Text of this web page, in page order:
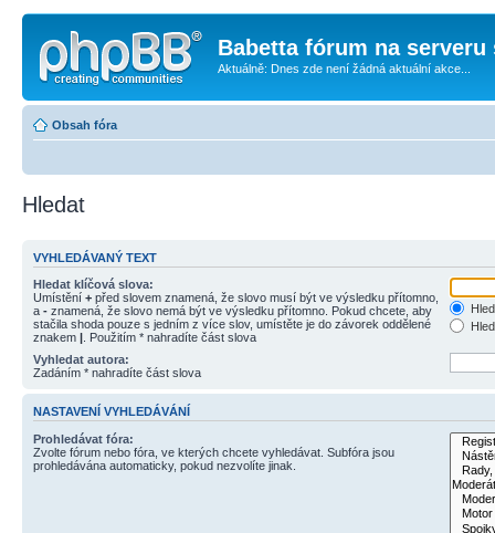
Babetta fórum na serveru
Aktuálně: Dnes zde není žádná aktuální akce...
Obsah fóra
Hledat
VYHLEDÁVANÝ TEXT
Hledat klíčová slova:
Umístění + před slovem znamená, že slovo musí být ve výsledku přítomno,
a - znamená, že slovo nemá být ve výsledku přítomno. Pokud chcete, aby
stačila shoda pouze s jedním z více slov, umístěte je do závorek oddělené
znakem | . Použitím * nahradíte část slova
Vyhledat autora:
Zadáním * nahradíte část slova
NASTAVENÍ VYHLEDÁVÁNÍ
Prohledávat fóra:
Zvolte fórum nebo fóra, ve kterých chcete vyhledávat. Subfóra jsou
prohledávána automaticky, pokud nezvolíte jinak.